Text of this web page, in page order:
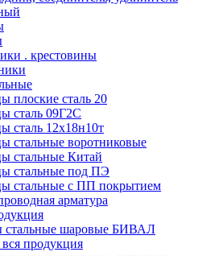
. крестовины
плоские сталь 20
сталь 09Г2С
сталь 12х18н10т
стальные воротниковые
стальные Китай
стальные под ПЭ
стальные с ПП покрытием
арматура
стальные шаровые БИВАЛ
продукция